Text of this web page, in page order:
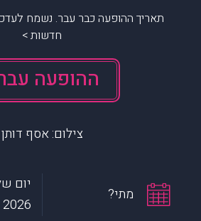
תאריך ההופעה כבר עבר. נשמח
חדשות >
ההופעה
צילום: אסף דותן
מתי?
2026